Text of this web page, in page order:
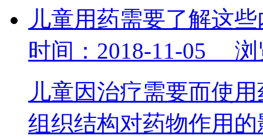
儿童用药需要了解这
时间：2018-11-05 浏
儿童因治疗需要而使
组织结构对药物作用